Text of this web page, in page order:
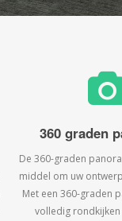
360 graden
De 360-graden
middel om uw
Met een 360-graden
volledig rondkijken